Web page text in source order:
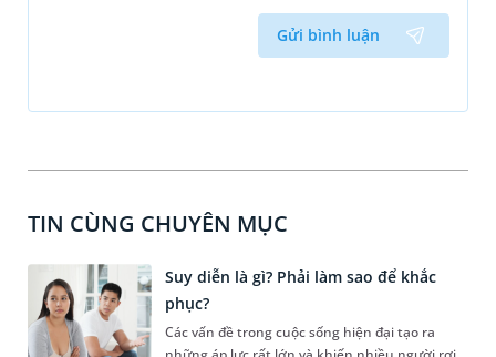
Gửi bình luận
TIN CÙNG CHUYÊN MỤC
Suy diễn là gì? Phải làm sao để khắc
phục?
Các vấn đề trong cuộc sống hiện đại tạo ra